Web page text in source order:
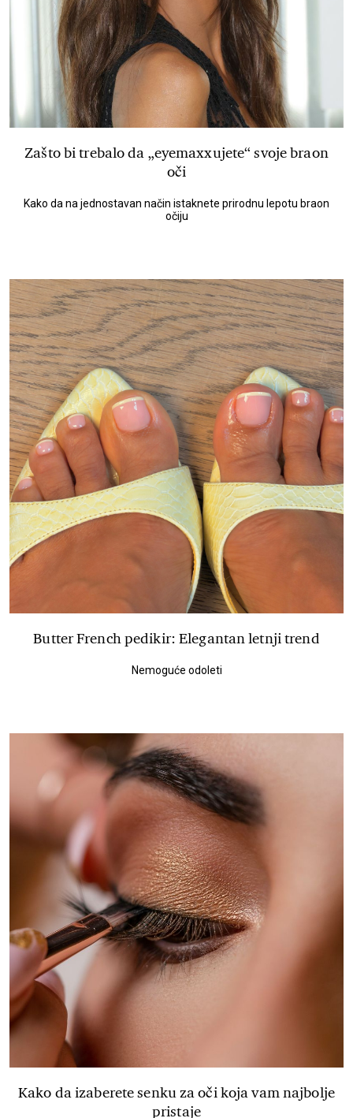
Zašto bi trebalo da „eyemaxxujete“ svoje braon
oči
Kako da na jednostavan način istaknete prirodnu lepotu braon
očiju
Butter French pedikir: Elegantan letnji trend
Nemoguće odoleti
Kako da izaberete senku za oči koja vam najbolje
pristaje